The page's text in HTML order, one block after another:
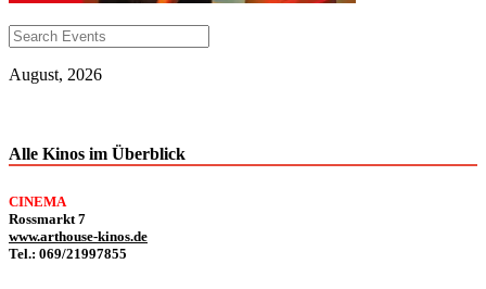
August, 2026
Alle Kinos im Überblick
CINEMA
Rossmarkt 7
www.arthouse-kinos.de
Tel.: 069/21997855